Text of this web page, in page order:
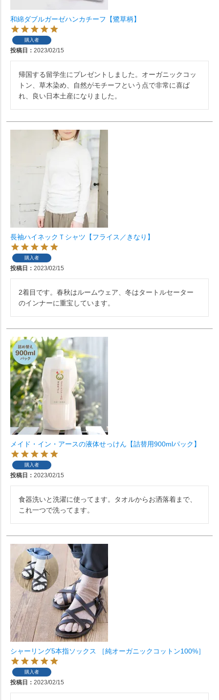
和綿ダブルガーゼハンカチーフ【鷺草柄】
購入者
投稿日 2023/02/15
帰国する留学生にプレゼントしました。オーガニックコッ
トン、草木染め、自然がモチーフという点で非常に喜ば
れ、良い日本土産になりました。
長袖ハイネックＴシャツ【フライス／きなり】
購入者
投稿日 2023/02/15
2着目です。春秋はルームウェア、冬はタートルセーター
のインナーに重宝しています。
メイド・イン・アースの液体せっけん【詰替用900mlパック】
購入者
投稿日 2023/02/15
食器洗いと洗濯に使ってます。タオルからお洒落着まで、
これ一つで洗ってます。
シャーリング5本指ソックス ［純オーガニックコットン100%］
購入者
投稿日 2023/02/15